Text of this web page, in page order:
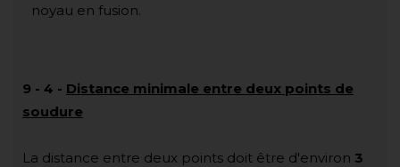
noyau en fusion.
9 - 4 - Distance minimale entre deux points de
soudure
La distance entre deux points doit être d'environ 3